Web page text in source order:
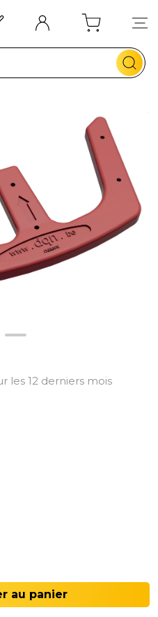
: 20€ offerts !
plus
les 12 derniers mois
(DQN).
au panier